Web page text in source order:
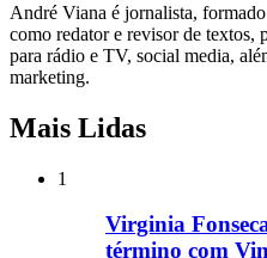
André Viana é jornalista,
como redator e revisor de textos,
para rádio e TV, social media,
marketing.
Mais Lidas
1
Virginia
término com